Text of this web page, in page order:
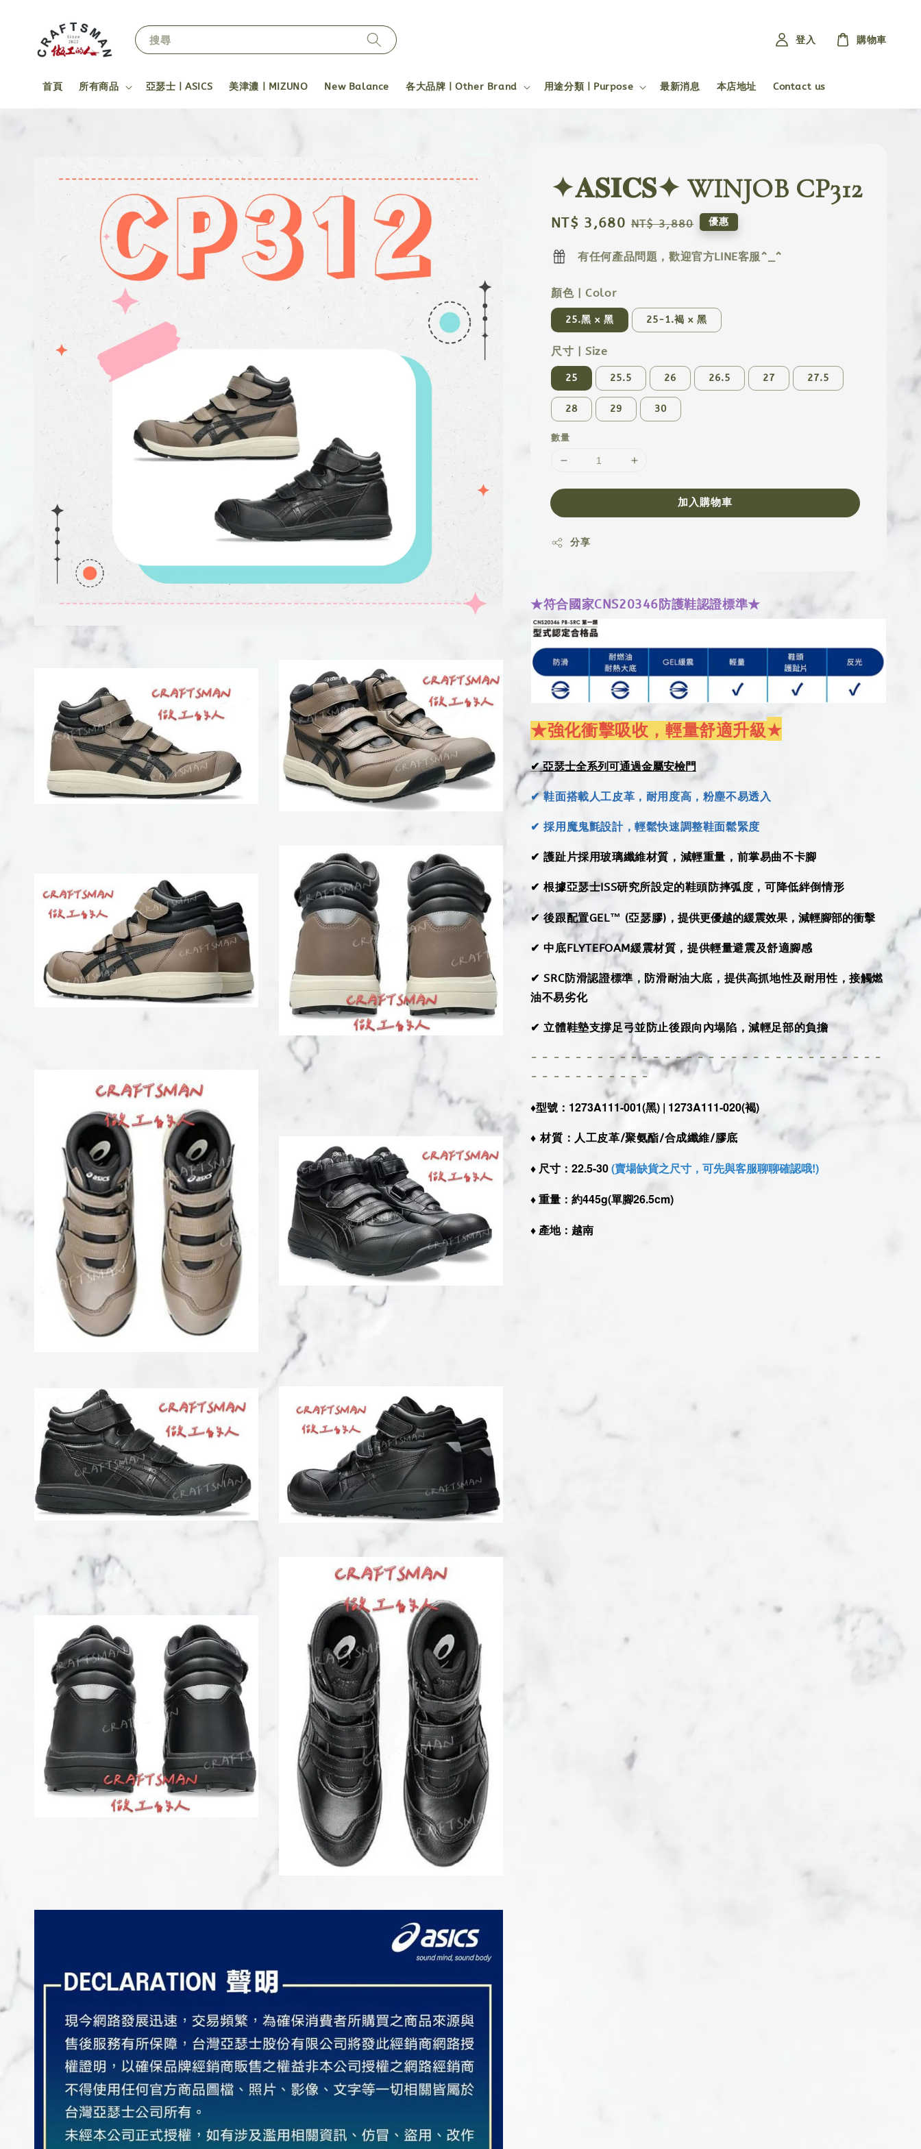
搜尋
首頁 所有商品 亞瑟士 | ASICS 美津濃 | MIZUNO New Balance 各大品牌 | Other Brand 用途分類 | Purpose 最新消息 本店地址 Contact us
登入 購物車
✦𝐀𝐒𝐈𝐂𝐒✦ WINJOB CP312
Sale
NT$ 3,680 Regular
NT$ 3,880 優惠
有任何產品問題，歡迎官方LINE客服^_^
顏色 | Color
25.黑 x 黑 25-1.褐 x 黑
尺寸 | Size
25 25.5 26 26.5 27 27.5
28 29 30
數量
加入購物車
分享
★符合國家CNS20346防護鞋認證標準★
★強化衝擊吸收，輕量舒適升級★
✔亞瑟士全系列可通過金屬安檢門
✔ 鞋面搭載人工皮革，耐用度高，粉塵不易透入
✔ 採用魔鬼氈設計，輕鬆快速調整鞋面鬆緊度
✔ 護趾片採用玻璃纖維材質，減輕重量，前掌易曲不卡腳
✔ 根據亞瑟士ISS研究所設定的鞋頭防摔弧度，可降低絆倒情形
✔ 後跟配置GEL™ (亞瑟膠)，提供更優越的緩震效果，減輕腳部的衝擊
✔ 中底FLYTEFOAM緩震材質，提供輕量避震及舒適腳感
✔ SRC防滑認證標準，防滑耐油大底，提供高抓地性及耐用性，接觸燃
油不易劣化
✔ 立體鞋墊支撐足弓並防止後跟向內塌陷，減輕足部的負擔
- - - - - - - - - - - - - - - - - - - - - - - - - - - - - - - -
- - - - - - - - - - -
♦︎型號：1273A111-001(黑) | 1273A111-020(褐)
♦︎材質：人工皮革/聚氨酯/合成纖維/膠底
♦︎ 尺寸 ：22.5-30(賣場缺貨之尺寸，可先與客服聊聊確認哦!)
♦︎ 重量 ：約445g(單腳26.5cm)
♦︎ 產地：越南